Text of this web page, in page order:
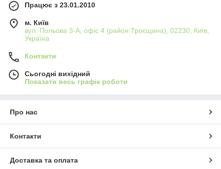
Працює з 23.01.2010
м. Київ
вул. Польова 3-А, офіс 4 (район Троєщина), 02230, Київ,
Україна
Контакти
Сьогодні вихідний
Показати весь графік роботи
Про нас
Контакти
Доставка та оплата